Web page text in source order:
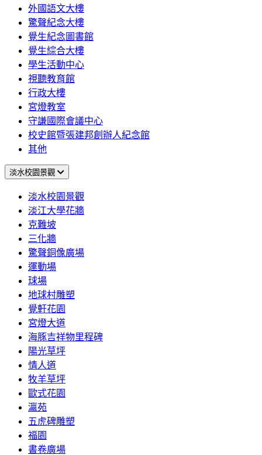
外國語文大樓
驚聲紀念大樓
覺生紀念圖書館
覺生綜合大樓
學生活動中心
視聽教育館
行政大樓
宮燈教室
守謙國際會議中心
校史館暨張建邦創辦人紀念館
其他
淡水校園景觀
淡水校園景觀
淡江大學花牆
克難坡
三化牆
驚聲銅像廣場
運動場
球場
地球村雕塑
覺軒花園
宮燈大道
海豚吉祥物里程碑
陽光草坪
情人道
牧羊草坪
歐式花園
瀛苑
五虎碑雕塑
福園
書卷廣場